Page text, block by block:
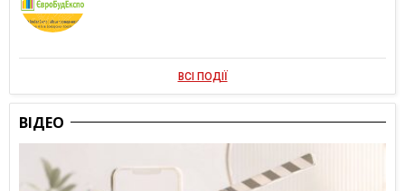
ВСІ ПОДІЇ
ВІДЕО